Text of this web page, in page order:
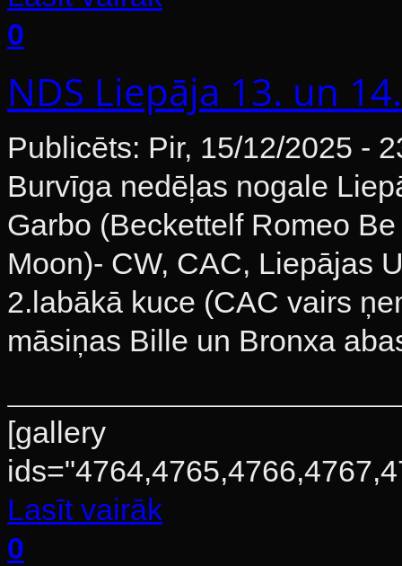
0
NDS Liepāja 13. un
Publicēts: Pir, 15/12/2025 -
Burvīga nedēļas nogale
Garbo (Beckettelf Romeo
Moon)- CW, CAC, Liepājas
2.labākā kuce (CAC vairs
māsiņas Bille un Bronxa
[gallery
Lasīt vairāk
0